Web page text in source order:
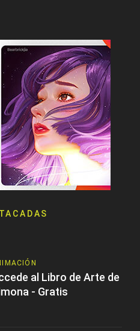
al Libro de Arte de
- Gratis